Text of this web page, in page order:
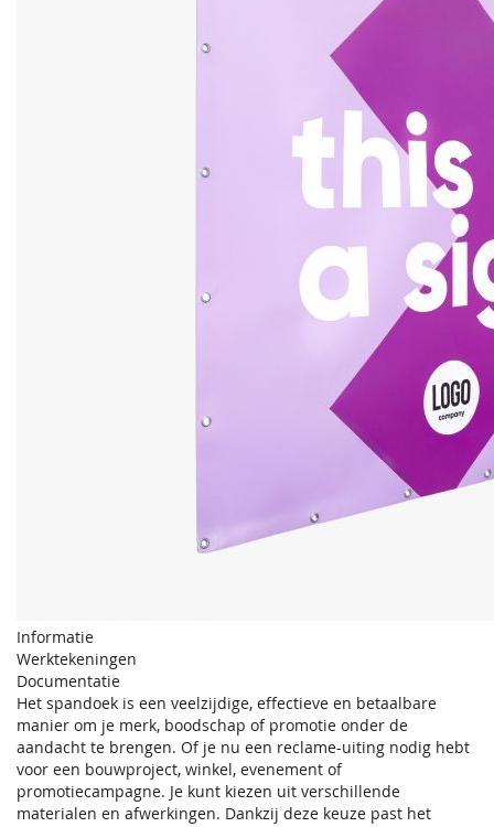
Informatie
Werktekeningen
Documentatie
Het spandoek is een veelzijdige, effectieve en betaalbare
manier om je merk, boodschap of promotie onder de
aandacht te brengen. Of je nu een reclame-uiting nodig hebt
voor een bouwproject, winkel, evenement of
promotiecampagne. Je kunt kiezen uit verschillende
materialen en afwerkingen. Dankzij deze keuze past het